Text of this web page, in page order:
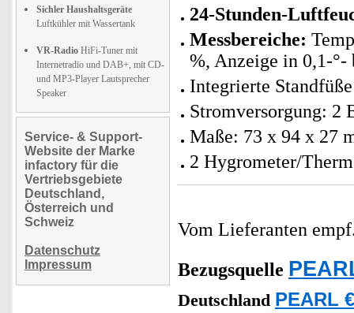
Sichler Haushaltsgeräte
Luftkühler mit Wassertank
VR-Radio HiFi-Tuner mit
Internetradio und DAB+, mit CD-
und MP3-Player Lautsprecher
Speaker
Service- & Support-
Website der Marke
infactory für die
Vertriebsgebiete
Deutschland,
Österreich und
Schweiz
Datenschutz
Impressum
24-Stunden-
Messbereiche:
%, Anzeige in 0,1-
Integrierte
Stromversorgung: 2
Maße: 73 x 94 x 27
2 Hygrometer/
Vom Lieferanten
Bezugsquelle
Deutschland PEARL